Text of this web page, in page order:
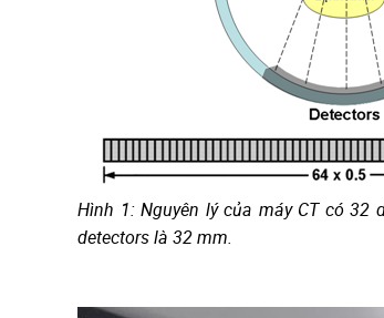
Hình 1: Nguyên lý của máy CT có
detectors là 32 mm.